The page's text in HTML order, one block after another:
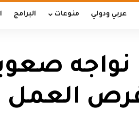
عربي ودولي منوعات البرامج
فرص